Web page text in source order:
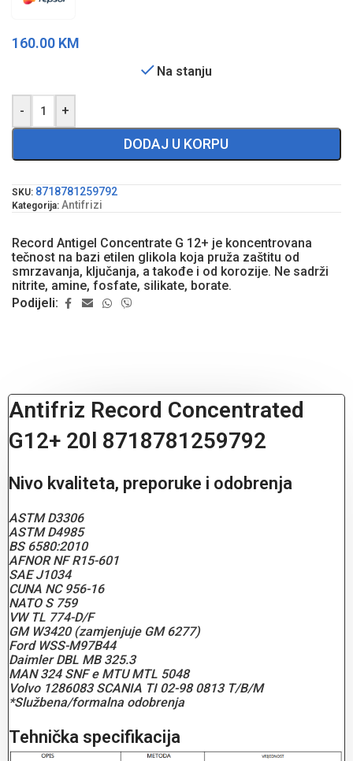
160.00 KM
Na stanju
- +
DODAJ U KORPU
SKU: 8718781259792
Kategorija: Antifrizi
Record Antigel Concentrate G 12+ je koncentrovana
tečnost na bazi etilen glikola koja pruža zaštitu od
smrzavanja, ključanja, a takođe i od korozije. Ne sadrži
nitrite, amine, fosfate, silikate, borate.
Podijeli:
Antifriz Record Concentrated
G12+ 20l 8718781259792
Nivo kvaliteta, preporuke i odobrenja
ASTM D3306
ASTM D4985
BS 6580:2010
AFNOR NF R15-601
SAE J1034
CUNA NC 956-16
NATO S 759
VW TL 774-D/F
GM W3420 (zamjenjuje GM 6277)
Ford WSS-M97B44
Daimler DBL MB 325.3
MAN 324 SNF e MTU MTL 5048
Volvo 1286083 SCANIA TI 02-98 0813 T/B/M
*Službena/formalna odobrenja
Tehnička specifikacija